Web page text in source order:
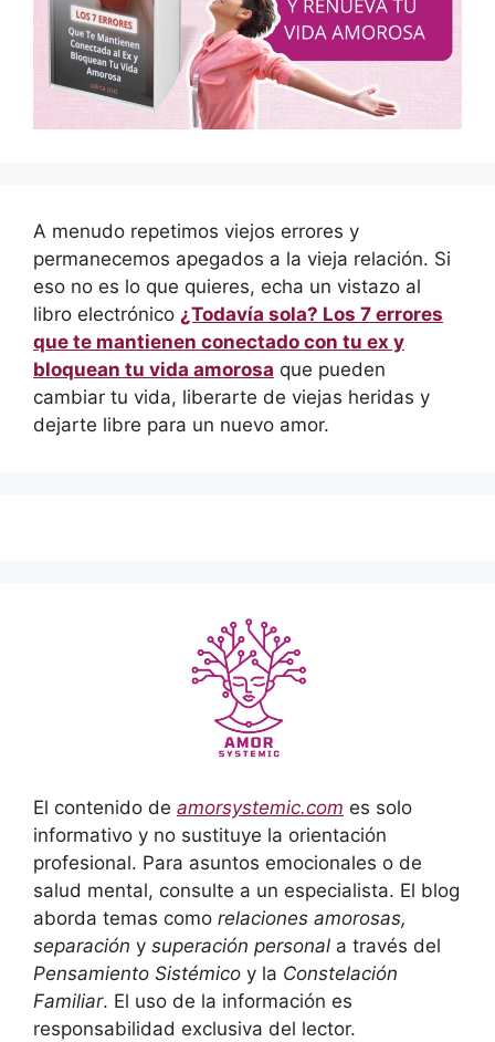
A menudo repetimos viejos errores y
permanecemos apegados a la vieja relación. Si
eso no es lo que quieres, echa un vistazo al
libro electrónico ¿Todavía sola? Los 7 errores
que te mantienen conectado con tu ex y
bloquean tu vida amorosa que pueden
cambiar tu vida, liberarte de viejas heridas y
dejarte libre para un nuevo amor.
El contenido de amorsystemic.com es solo
informativo y no sustituye la orientación
profesional. Para asuntos emocionales o de
salud mental, consulte a un especialista. El blog
aborda temas como relaciones amorosas,
separación y superación personal a través del
Pensamiento Sistémico y la Constelación
Familiar. El uso de la información es
responsabilidad exclusiva del lector.